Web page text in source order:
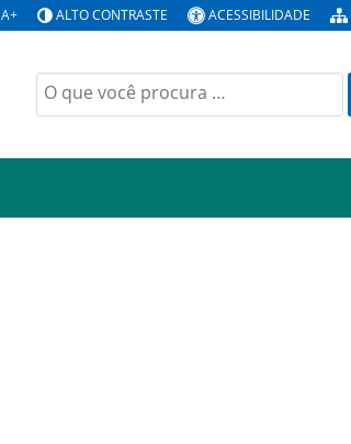
A+ ALTO CONTRASTE ACESSIBILIDADE
Buscar
por: